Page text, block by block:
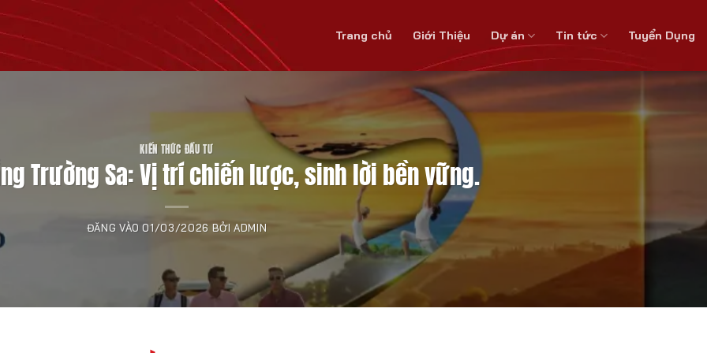
Trang chủ Giới Thiệu Dự án Tin tức Tuyển Dụng
KIẾN THỨC ĐẦU TƯ
Trường Sa: Vị trí chiến lược, sinh lời bền vững.
ĐĂNG VÀO01/03/2026 BỞIADMIN